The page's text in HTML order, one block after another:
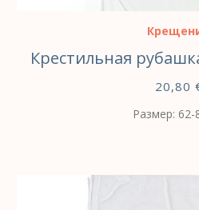
Крестильная
20,80
Размер: 62-